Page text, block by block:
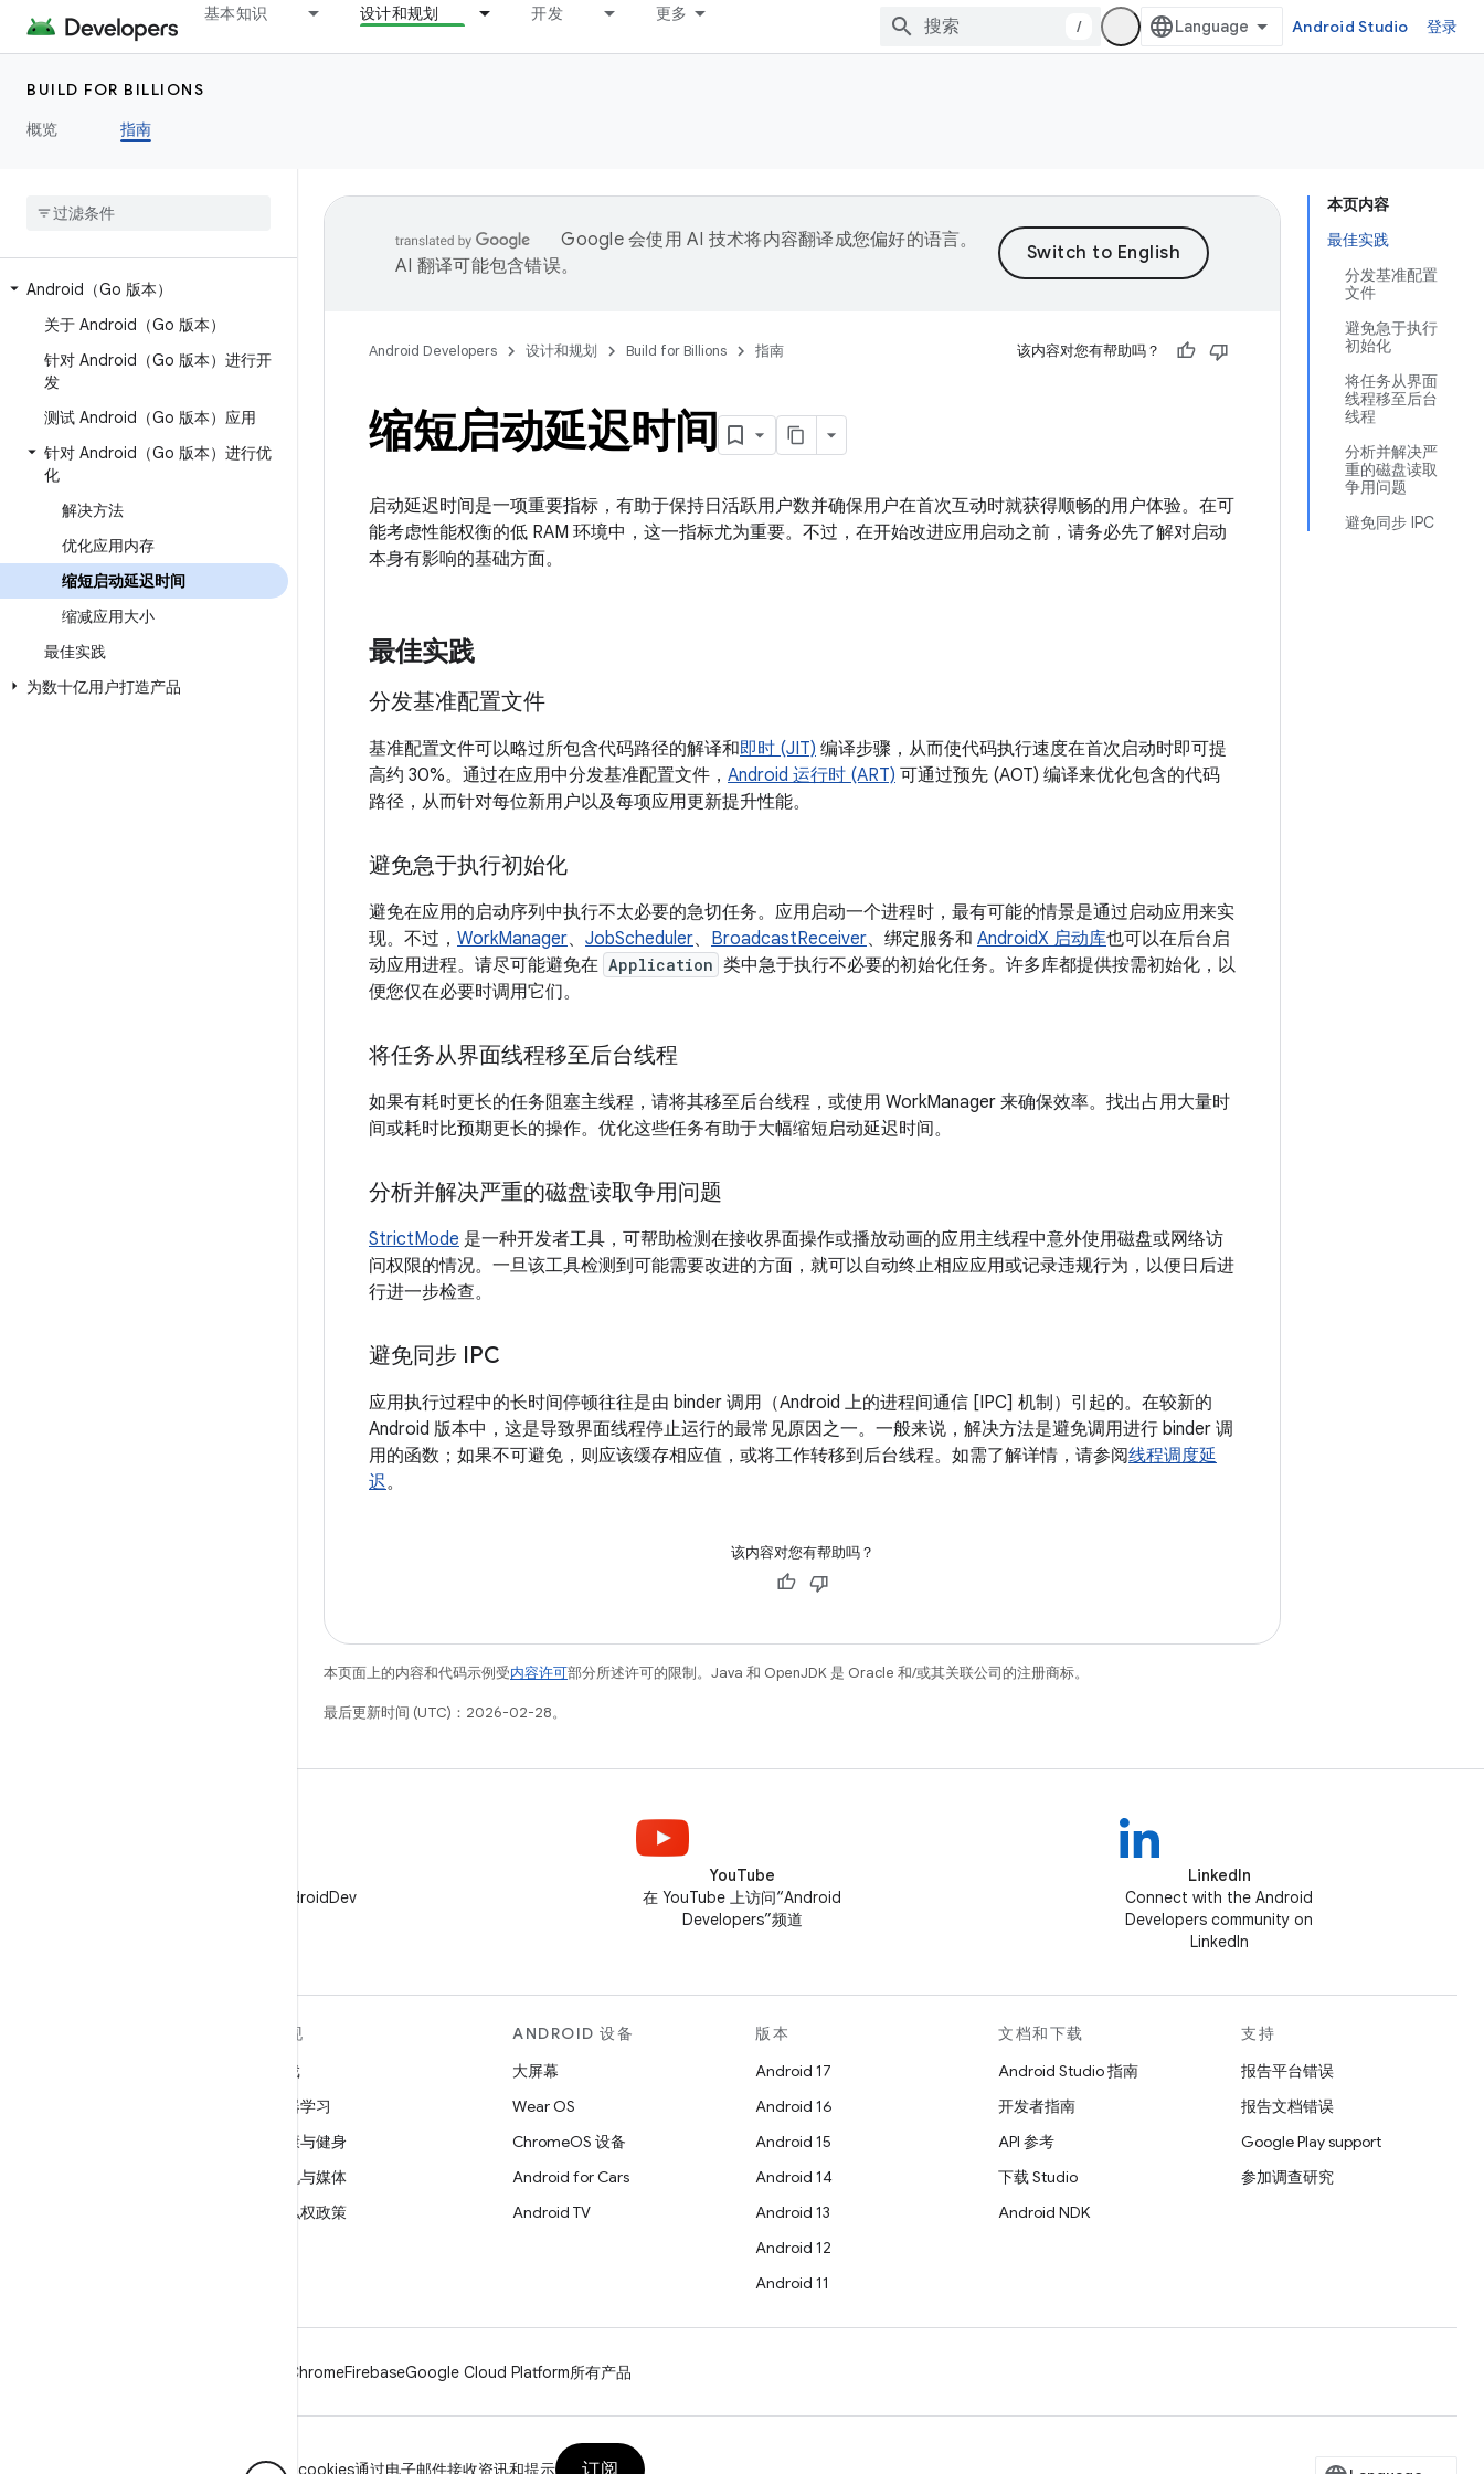
基本知识 设计和规划 开发 更多
/ Android Studio 登录
BUILD FOR BILLIONS
概览
指南
Android（Go 版本）
关于 Android（Go 版本）
针对 Android（Go 版本）进行开
发
测试 Android（Go 版本）应用
针对 Android（Go 版本）进行优
化
解决方法
优化应用内存
缩短启动延迟时间
缩减应用大小
最佳实践
为数十亿用户打造产品
本页内容
最佳实践
分发基准配置
文件
避免急于执行
初始化
将任务从界面
线程移至后台
线程
分析并解决严
重的磁盘读取
争用问题
避免同步 IPC
Google 会使用 AI 技术将内容翻译成您偏好的语言。
AI 翻译可能包含错误。
Android Developers 设计和规划 Build for Billions 指南 该内容对您有帮助吗？
缩短启动延迟时间
启动延迟时间是一项重要指标，有助于保持日活跃用户数并确保用户在首次互动时就获得顺畅的用户体验。在可
能考虑性能权衡的低 RAM 环境中，这一指标尤为重要。不过，在开始改进应用启动之前，请务必先了解对启动
本身有影响的基础方面。
最佳实践
分发基准配置文件
基准配置文件可以略过所包含代码路径的解译和即时 (JIT) 编译步骤，从而使代码执行速度在首次启动时即可提
高约 30%。通过在应用中分发基准配置文件， Android 运行时 (ART) 可通过预先 (AOT) 编译来优化包含的代码
路径，从而针对每位新用户以及每项应用更新提升性能。
避免急于执行初始化
避免在应用的启动序列中执行不太必要的急切任务。应用启动一个进程时，最有可能的情景是通过启动应用来实
现。不过， WorkManager、 JobScheduler、 BroadcastReceiver、绑定服务和 AndroidX 启动库也可以在后台启
动应用进程。请尽可能避免在 Application 类中急于执行不必要的初始化任务。许多库都提供按需初始化，以
便您仅在必要时调用它们。
将任务从界面线程移至后台线程
如果有耗时更长的任务阻塞主线程，请将其移至后台线程，或使用 WorkManager 来确保效率。找出占用大量时
间或耗时比预期更长的操作。优化这些任务有助于大幅缩短启动延迟时间。
分析并解决严重的磁盘读取争用问题
StrictMode 是一种开发者工具，可帮助检测在接收界面操作或播放动画的应用主线程中意外使用磁盘或网络访
问权限的情况。一旦该工具检测到可能需要改进的方面，就可以自动终止相应应用或记录违规行为，以便日后进
行进一步检查。
避免同步 IPC
应用执行过程中的长时间停顿往往是由 binder 调用（Android 上的进程间通信 [IPC] 机制）引起的。在较新的
Android 版本中，这是导致界面线程停止运行的最常见原因之一。一般来说，解决方法是避免调用进行 binder 调
用的函数；如果不可避免，则应该缓存相应值，或将工作转移到后台线程。如需了解详情，请参阅线程调度延
迟。
该内容对您有帮助吗？
本页面上的内容和代码示例受内容许可部分所述许可的限制。Java 和 OpenJDK 是 Oracle 和/或其关联公司的注册商标。
最后更新时间 (UTC)：2026-02-28。
在 X 上关注 @AndroidDev
YouTube
在 YouTube 上访问“Android
Developers”频道
LinkedIn
Connect with the Android
Developers community on
LinkedIn
发现
游戏
机器学习
健康与健身
相机与媒体
隐私权政策
ANDROID 设备
大屏幕
Wear OS
ChromeOS 设备
Android for Cars
Android TV
版本
Android 17
Android 16
Android 15
Android 14
Android 13
Android 12
Android 11
文档和下载
Android Studio 指南
开发者指南
API 参考
下载 Studio
Android NDK
支持
报告平台错误
报告文档错误
Google Play support
参加调查研究
ChromeFirebaseGoogle Cloud Platform所有产品
Manage cookies通过电子邮件接收资讯和提示 订阅